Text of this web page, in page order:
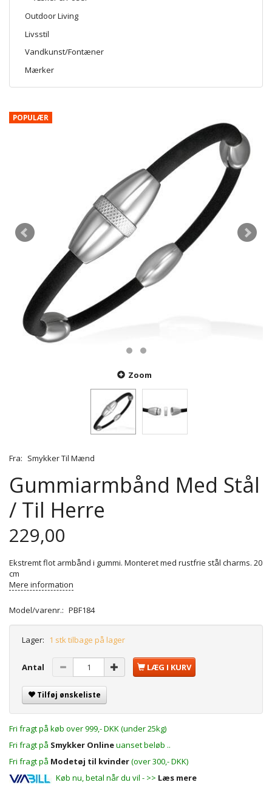
Outdoor Living
Livsstil
Vandkunst/Fontæner
Mærker
POPULÆR
Zoom
Fra: Smykker Til Mænd
Gummiarmbånd Med Stål
/ Til Herre
229,00
Ekstremt flot armbånd i gummi. Monteret med rustfrie stål charms. 20
cm
Mere information
Model/varenr.: PBF184
Lager: 1 stk tilbage på lager
Antal LÆG I KURV
Tilføj ønskeliste
Fri fragt på køb over 999,- DKK (under 25kg)
Fri fragt på Smykker Onlineuanset beløb ..
Fri fragt på Modetøj til kvinder(over 300,- DKK)
Køb nu, betal når du vil - >> Læs mere